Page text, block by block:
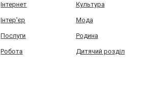
Інтернет Культура
Інтер'єр Мода
Послуги Родина
Робота Дитячий розділ